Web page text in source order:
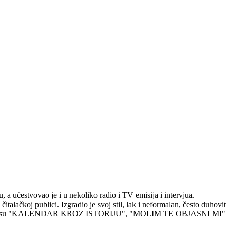
a učestvovao je i u nekoliko radio i TV emisija i intervjua.
publici. Izgradio je svoj stil, lak i neformalan, često duhovit
su "KALENDAR KROZ ISTORIJU", "MOLIM TE OBJASNI MI"